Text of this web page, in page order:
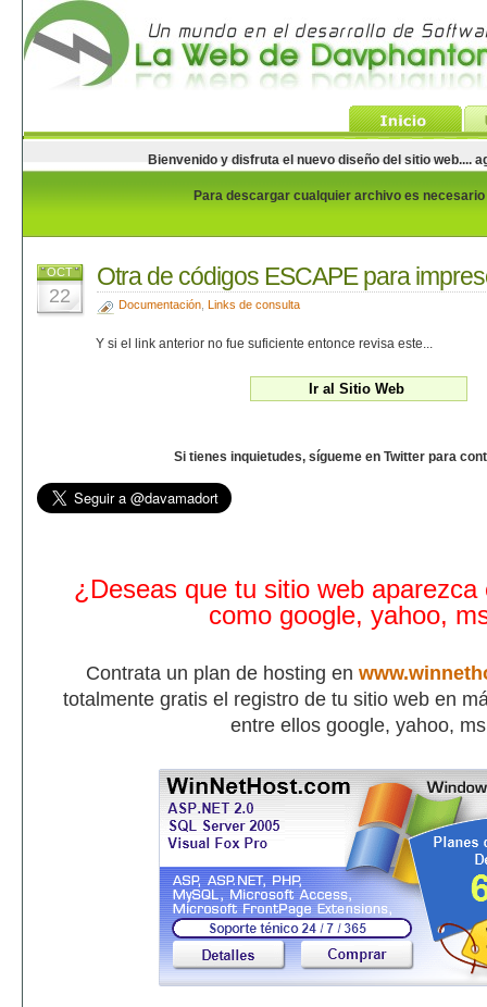
Bienvenido y disfruta el nuevo diseño del sitio web....
Para descargar cualquier archivo es
OCT
22
Otra de códigos ESCAPE para
Documentación, Links de consulta
Y si el link anterior no fue suficiente entonce revisa este...
Si tienes inquietudes, sígueme en Twitter para
¿Deseas que tu sitio web aparezca
como google, yahoo,
Contrata un plan de hosting en
totalmente gratis el registro de tu sitio web en
entre ellos google, yahoo,